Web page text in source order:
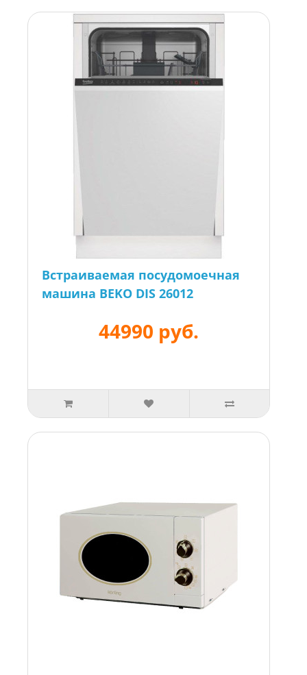
Встраиваемая посудомоечная
машина BEKO DIS 26012
44990 руб.